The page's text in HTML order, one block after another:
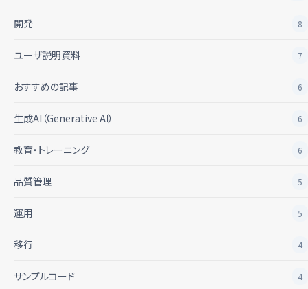
開発 8
ユーザ説明資料 7
おすすめの記事 6
生成AI（Generative AI） 6
教育・トレーニング 6
品質管理 5
運用 5
移行 4
サンプルコード 4